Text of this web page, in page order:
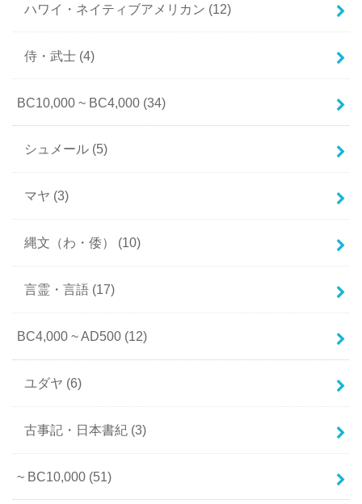
ハワイ・ネイティブアメリカン (12)
侍・武士 (4)
BC10,000 ~ BC4,000 (34)
シュメール (5)
マヤ (3)
縄文（わ・倭） (10)
言霊・言語 (17)
BC4,000 ~ AD500 (12)
ユダヤ (6)
古事記・日本書紀 (3)
~ BC10,000 (51)